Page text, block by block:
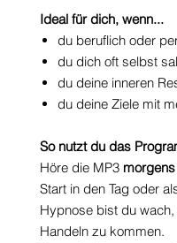
Ideal für dich, wenn...
du beruflich oder
du dich oft selbst
du deine inneren
du deine Ziele mit
So nutzt du das
Höre die MP3
Start in den Tag oder
Hypnose bist du
Handeln zu kommen.